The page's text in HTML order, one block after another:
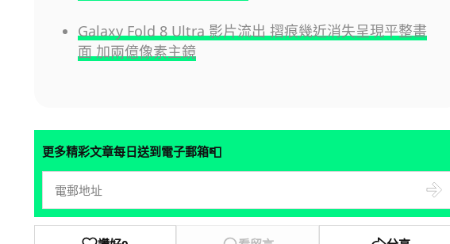
Galaxy Fold 8 Ultra 影片流出 摺痕幾近消失呈現平整畫
面 加兩億像素主鏡
更多精彩文章每日送到電子郵箱📮